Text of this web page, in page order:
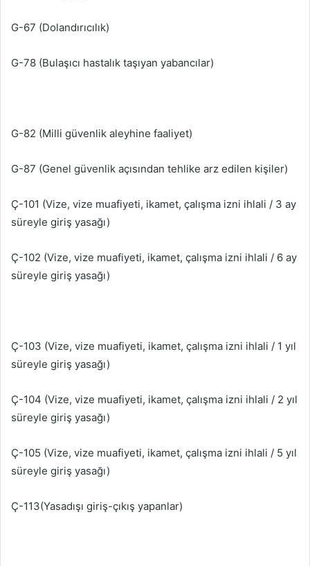
G-67 (Dolandırıcılık)
G-78 (Bulaşıcı hastalık taşıyan yabancılar)
G-82 (Milli güvenlik aleyhine faaliyet)
G-87 (Genel güvenlik açısından tehlike arz edilen kişiler)
Ç-101 (Vize, vize muafiyeti, ikamet, çalışma izni ihlali / 3 ay
süreyle giriş yasağı)
Ç-102 (Vize, vize muafiyeti, ikamet, çalışma izni ihlali / 6 ay
süreyle giriş yasağı)
Ç-103 (Vize, vize muafiyeti, ikamet, çalışma izni ihlali / 1 yıl
süreyle giriş yasağı)
Ç-104 (Vize, vize muafiyeti, ikamet, çalışma izni ihlali / 2 yıl
süreyle giriş yasağı)
Ç-105 (Vize, vize muafiyeti, ikamet, çalışma izni ihlali / 5 yıl
süreyle giriş yasağı)
Ç-113(Yasadışı giriş-çıkış yapanlar)